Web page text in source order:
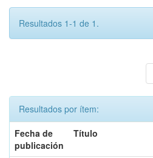
Resultados 1-1 de 1.
Resultados por ítem:
Fecha de
publicación
Título